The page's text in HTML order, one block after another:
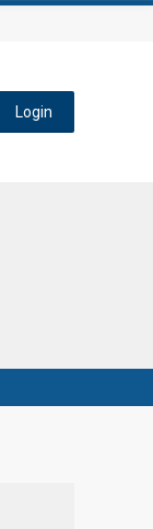
Login